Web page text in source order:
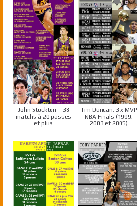
John Stockton – 38
matchs à 20 passes
et plus
Tim Duncan, 3 x MVP
NBA Finals (1999,
2003 et 2005)